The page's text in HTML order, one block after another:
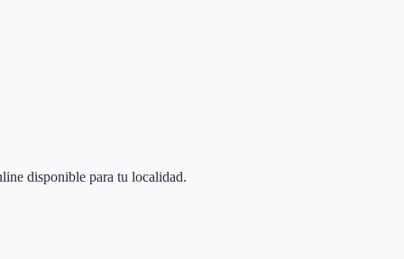
disponible para tu localidad.